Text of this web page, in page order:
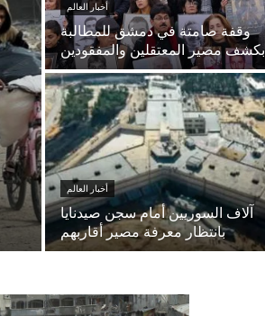
أخبار العالم
وقفة صامتة في دمشق للمطالبة
بكشف مصير المعتقلين والمفقودين
أخبار العالم
آلاف السوريين أمام سجن صيدنايا
بانتظار معرفة مصير أقاربهم